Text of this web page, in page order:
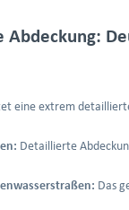
Abdeckung:
eine extrem
Detaillierte
Das